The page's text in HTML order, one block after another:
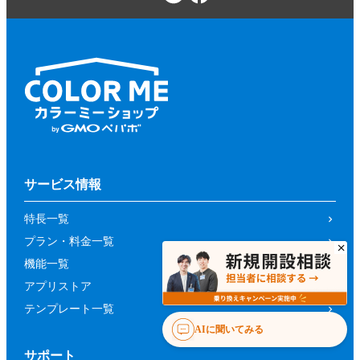
サービス情報
特長一覧
プラン・料金一覧
機能一覧
アプリストア
テンプレート一覧
サポート
AIに聞いてみる